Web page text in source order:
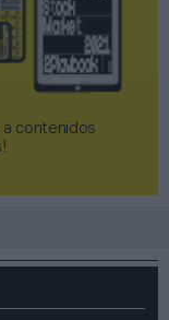
a contenidos